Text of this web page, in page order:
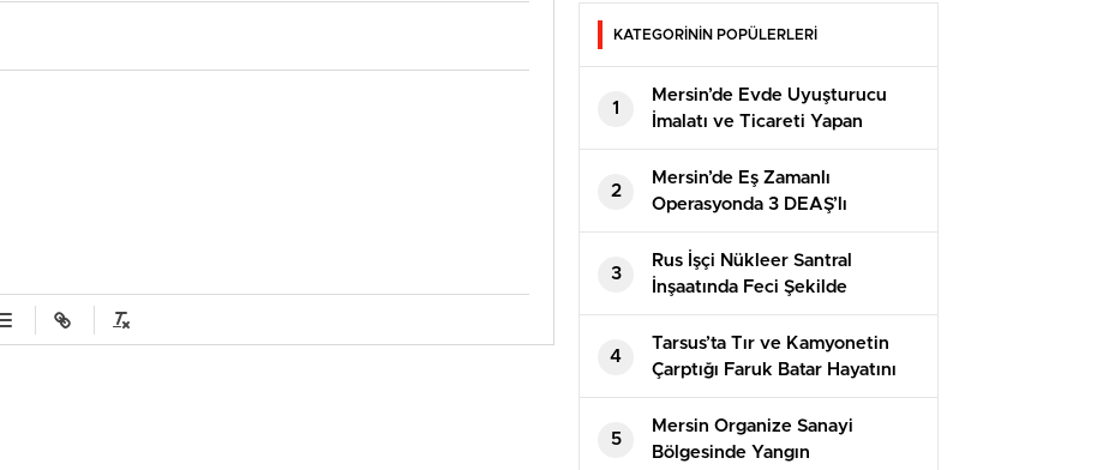
KATEGORİNİN POPÜLERLERİ
1
Mersin’de Evde Uyuşturucu
İmalatı ve Ticareti Yapan
Şahısa Suçüstü
2
Mersin’de Eş Zamanlı
Operasyonda 3 DEAŞ’lı
Yakalandı
3
Rus İşçi Nükleer Santral
İnşaatında Feci Şekilde
Hayatını Kaybetti
4
Tarsus’ta Tır ve Kamyonetin
Çarptığı Faruk Batar Hayatını
Kaybetti
5
Mersin Organize Sanayi
Bölgesinde Yangın